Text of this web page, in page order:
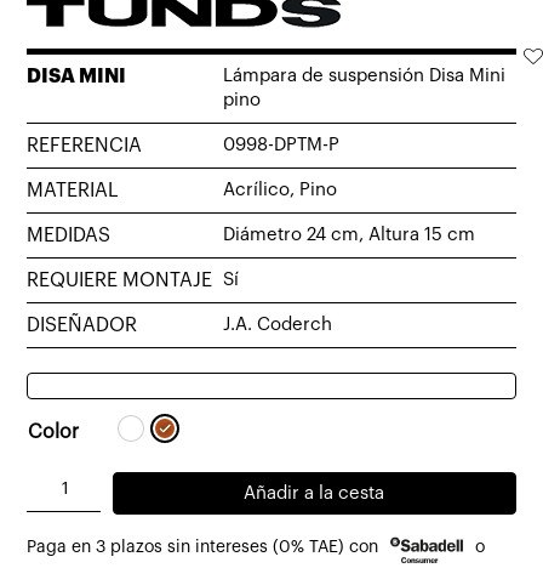
DISA MINI
Lámpara de suspensión Disa Mini
pino
REFERENCIA 0998-DPTM-P
MATERIAL Acrílico, Pino
MEDIDAS Diámetro 24 cm, Altura 15 cm
REQUIERE MONTAJE Sí
DISEÑADOR J.A. Coderch
Color
Lámpara
suspensión
Añadir a la cesta
Paga en 3 plazos sin intereses (0% TAE) con o